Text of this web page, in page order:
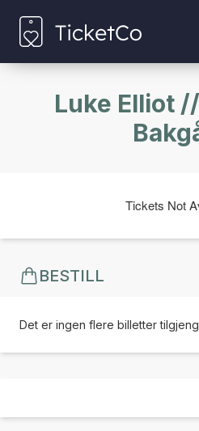
Luke Elliot
Tickets Not
BESTILL
Det er ingen flere billetter